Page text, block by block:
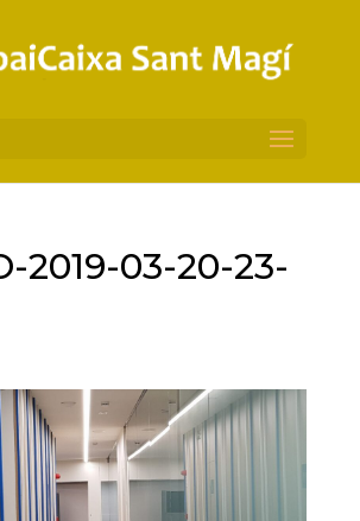
2019-03-20-23-